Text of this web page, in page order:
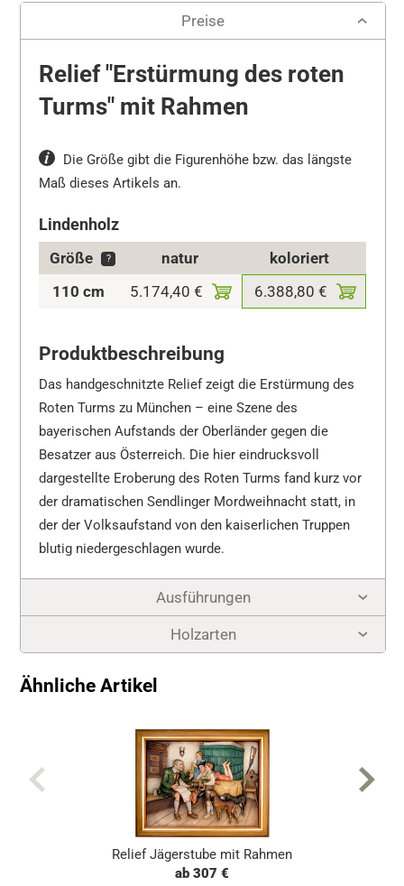
Preise
Relief "Erstürmung des roten
Turms" mit Rahmen
Die Größe gibt die Figurenhöhe bzw. das längste
Maß dieses Artikels an.
Lindenholz
Größe ? natur
koloriert
110 cm
5.174,40 € 6.388,80 €
Produktbeschreibung
Das handgeschnitzte Relief zeigt die Erstürmung des
Roten Turms zu München – eine Szene des
bayerischen Aufstands der Oberländer gegen die
Besatzer aus Österreich. Die hier eindrucksvoll
dargestellte Eroberung des Roten Turms fand kurz vor
der dramatischen Sendlinger Mordweihnacht statt, in
der der Volksaufstand von den kaiserlichen Truppen
blutig niedergeschlagen wurde.
Ausführungen
Holzarten
Ähnliche Artikel
Relief Jägerstube mit Rahmen
ab 307 €